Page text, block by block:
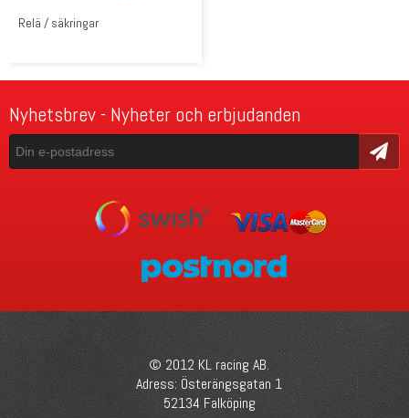
Relä / säkringar
Nyhetsbrev - Nyheter och erbjudanden
Skicka
© 2012 KL racing AB.
Adress: Österängsgatan 1
52134 Falköping